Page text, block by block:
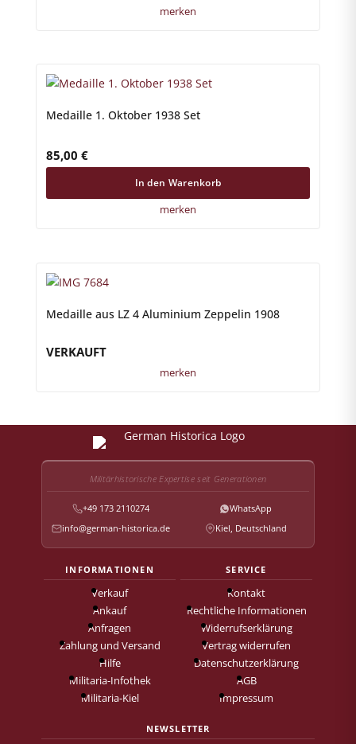
merken
Medaille 1. Oktober 1938 Set
85,00 €
In den Warenkorb
merken
Medaille aus LZ 4 Aluminium Zeppelin 1908
VERKAUFT
merken
Militärhistorische Expertise seit Generationen
+49 173 2110274
WhatsApp
info@german-historica.de
Kiel, Deutschland
INFORMATIONEN
Verkauf
Ankauf
Anfragen
Zahlung und Versand
Hilfe
Militaria-Infothek
Militaria-Kiel
SERVICE
Kontakt
Rechtliche Informationen
Widerrufserklärung
Vertrag widerrufen
Datenschutzerklärung
AGB
Impressum
NEWSLETTER